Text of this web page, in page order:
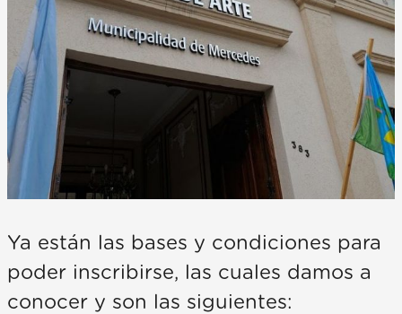
Ya están las bases y condiciones para
poder inscribirse, las cuales damos a
conocer y son las siguientes: